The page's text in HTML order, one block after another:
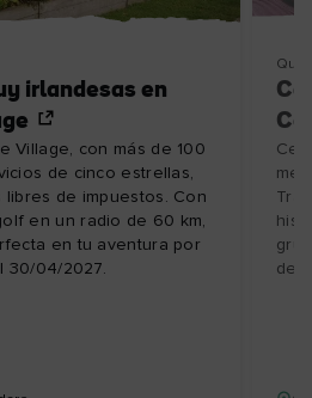
irlandesas en
Village, con más de 100
de cinco estrellas,
libres de impuestos. Con
en un radio de 60 km,
en tu aventura por
30/04/2027.
Qué
del